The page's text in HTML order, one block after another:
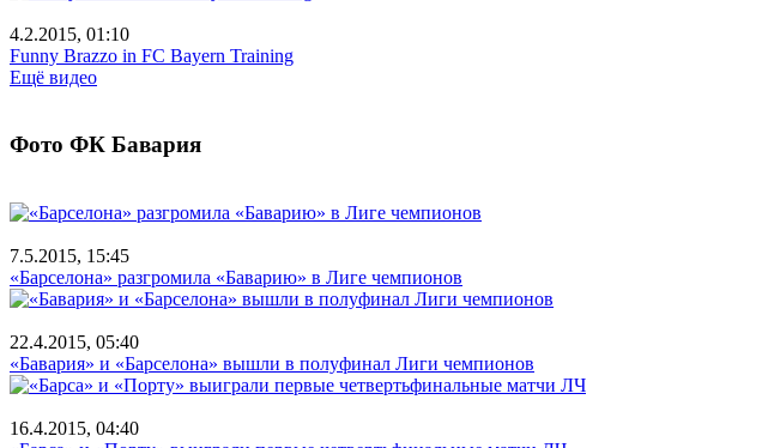
4.2.2015, 01:10
Funny Brazzo in FC Bayern Training
Ещё видео
Фото ФК Бавария
7.5.2015, 15:45
«Барселона» разгромила «Баварию» в Лиге чемпионов
22.4.2015, 05:40
«Бавария» и «Барселона» вышли в полуфинал Лиги чемпионов
16.4.2015, 04:40